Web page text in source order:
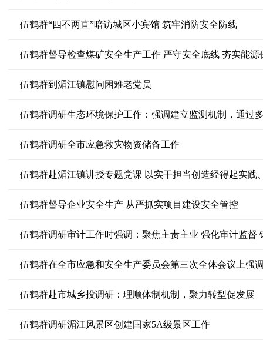
伍鹤群“四不两直”暗访城区小宾馆 筑牢消防安全防线
伍鹤群督导检查煤矿安全生产工作 严守安全底线 夯实能源
伍鹤群到湄江镇慰问困难老党员
伍鹤群调研生态环境保护工作：强调建立监测机制，通过
伍鹤群调研全市应急救灾物资储备工作
伍鹤群赴湄江镇讲授专题党课 以实干担当创造经得起实践
伍鹤群督导企业安全生产 从严抓实项目建设安全管控
伍鹤群调研审计工作时强调：聚焦主责主业 强化审计监督
伍鹤群赴市城乡投调研：理顺体制机制，聚力转型促发展
伍鹤群调研湄江风景区创建国家5A级景区工作